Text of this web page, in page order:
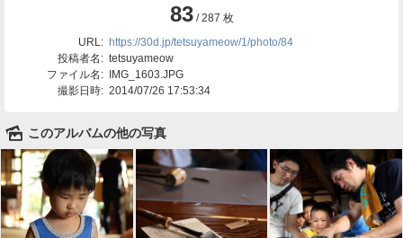
83 / 287 枚
URL: https://30d.jp/tetsuyameow/1/photo/84
投稿者名: tetsuyameow
ファイル名: IMG_1603.JPG
撮影日時: 2014/07/26 17:53:34
🌄 このアルバムの他の写真